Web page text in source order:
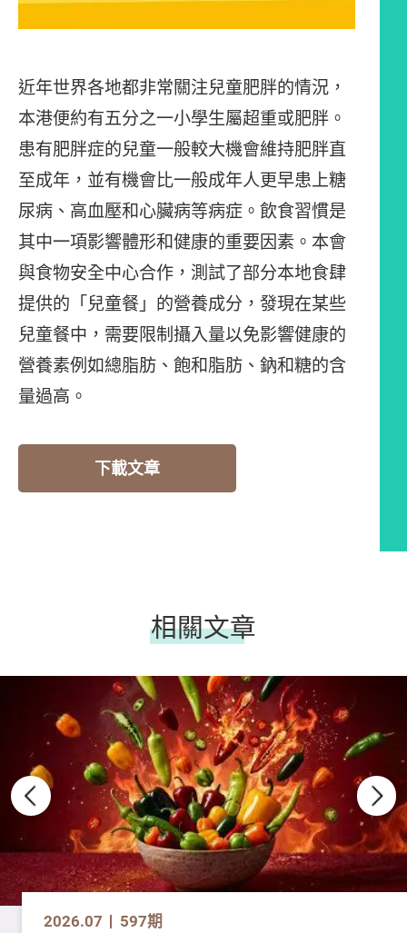
近年世界各地都非常關注兒童肥胖的情況，
本港便約有五分之一小學生屬超重或肥胖。
患有肥胖症的兒童一般較大機會維持肥胖直
至成年，並有機會比一般成年人更早患上糖
尿病、高血壓和心臟病等病症。飲食習慣是
其中一項影響體形和健康的重要因素。本會
與食物安全中心合作，測試了部分本地食肆
提供的「兒童餐」的營養成分，發現在某些
兒童餐中，需要限制攝入量以免影響健康的
營養素例如總脂肪、飽和脂肪、鈉和糖的含
量過高。
下載文章
相關文章
2026.07 597期